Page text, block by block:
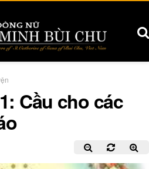
Cầu cho các